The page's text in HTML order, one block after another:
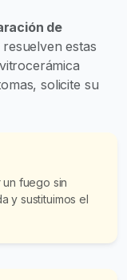
de
estas
solicite su
fuego sin
y sustituimos el